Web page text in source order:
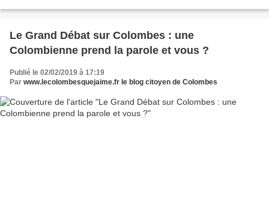
Le Grand Débat sur Colombes : une
Colombienne prend la parole et vous ?
Publié le 02/02/2019 à 17:19
Par www.lecolombesquejaime.fr le blog citoyen de Colombes